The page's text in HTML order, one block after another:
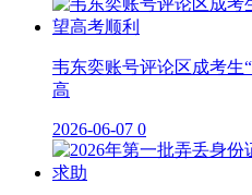
韦东奕账号评论区成考生
高
2026-06-07 0